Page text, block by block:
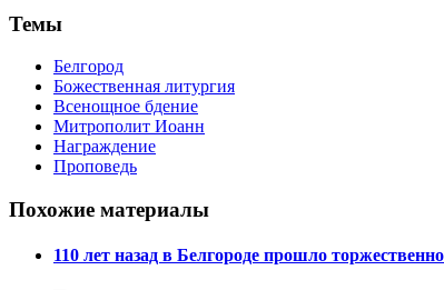
Темы
Белгород
Божественная литургия
Всенощное бдение
Митрополит Иоанн
Награждение
Проповедь
Похожие материалы
110 лет назад в Белгороде прошло